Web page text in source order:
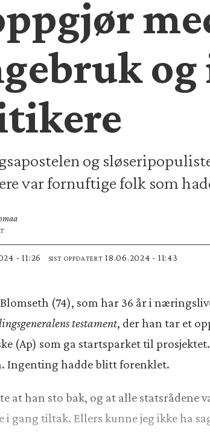
og
var fornuftige folk som
- 11:26 SIST OPPDATERT 18.06.2024 - 11:43
(74), som har 36 år i
testament, der han tar et
(Ap) som ga startsparket til
Ingenting hadde blitt forenklet.
at han sto bak, og at alle statsrådene
i gang tiltak. Ellers kunne jeg ikke ha